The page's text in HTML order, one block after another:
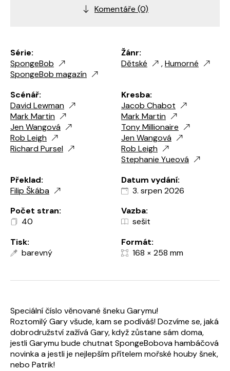
Série:
SpongeBob
SpongeBob magazín
Žánr:
Dětské
,Humorné
Scénář:
David Lewman
Mark Martin
Jen Wangová
Rob Leigh
Richard Pursel
Kresba:
Jacob Chabot
Mark Martin
Tony Millionaire
Jen Wangová
Rob Leigh
Stephanie Yueová
Překlad:
Filip Škába
Datum vydání:
3. srpen 2026
Počet stran:
40
Vazba:
sešit
Tisk:
barevný
Formát:
168 × 258 mm
Komentáře (0)
Speciální číslo věnované šneku Garymu!
Roztomilý Gary všude, kam se podíváš! Dozvíme se, jaká
dobrodružství zažívá Gary, když zůstane sám doma,
jestli Garymu bude chutnat SpongeBobova hambáčová
novinka a jestli je nejlepším přítelem mořské houby šnek,
nebo Patrik!